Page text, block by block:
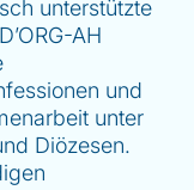
unterstützte
AH
und
unter
Diözesen.